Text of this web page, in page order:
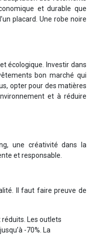
et durable que
placard. Une robe noire
écologique. Investir dans
bon marché qui
opter pour des matières
et à réduire
une créativité dans la
et responsable.
Il faut faire preuve de
Les outlets
-70%. La